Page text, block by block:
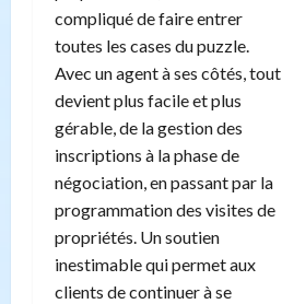
compliqué de faire entrer
toutes les cases du puzzle.
Avec un agent à ses côtés, tout
devient plus facile et plus
gérable, de la gestion des
inscriptions à la phase de
négociation, en passant par la
programmation des visites de
propriétés. Un soutien
inestimable qui permet aux
clients de continuer à se